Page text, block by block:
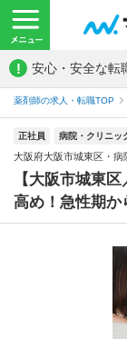
! 安心・安全な転
薬剤師の求人・転職TOP
正社員 病院・クリニッ
大阪府大阪市城東区・病
【大阪市城東
高め！急性期か